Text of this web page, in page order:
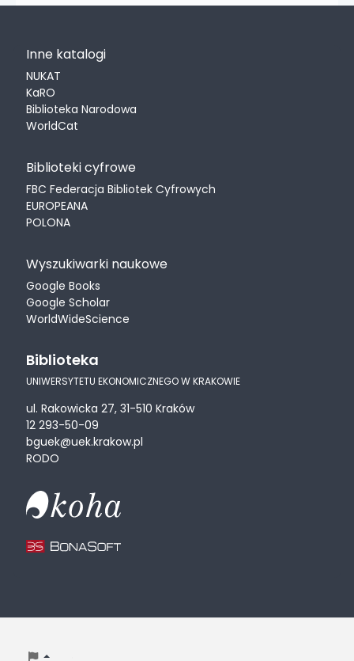
Inne katalogi
NUKAT
KaRO
Biblioteka Narodowa
WorldCat
Biblioteki cyfrowe
FBC Federacja Bibliotek Cyfrowych
EUROPEANA
POLONA
Wyszukiwarki naukowe
Google Books
Google Scholar
WorldWideScience
Biblioteka
UNIWERSYTETU EKONOMICZNEGO W KRAKOWIE
ul. Rakowicka 27, 31-510 Kraków
12 293-50-09
bguek@uek.krakow.pl
RODO